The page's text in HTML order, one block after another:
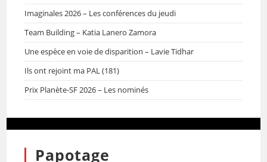
Imaginales 2026 – Les conférences du jeudi
Team Building – Katia Lanero Zamora
Une espèce en voie de disparition – Lavie Tidhar
Ils ont rejoint ma PAL (181)
Prix Planète-SF 2026 – Les nominés
Papotage